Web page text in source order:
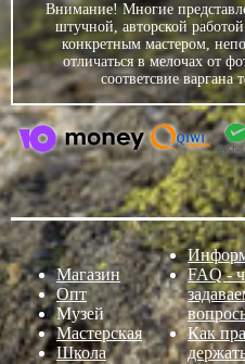
Внимание! Многие
штучной, авторской
конкретным мастером,
отличаться в мелочах от
соответсвие варгана
Магазин
Опт
Музей
Мастерская
Школа
FAQ -
Как